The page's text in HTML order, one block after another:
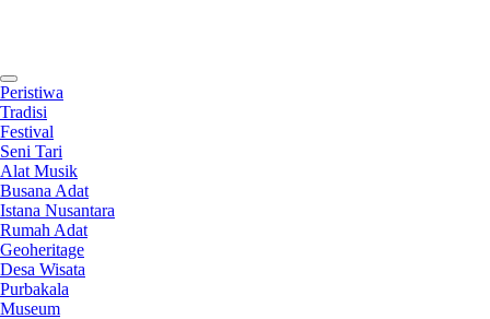
Peristiwa
Tradisi
Festival
Seni Tari
Alat Musik
Busana Adat
Istana Nusantara
Rumah Adat
Geoheritage
Desa Wisata
Purbakala
Museum